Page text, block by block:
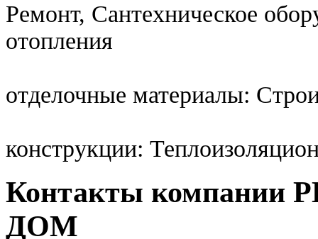
Ремонт, Сантехническое
отопления
отделочные материалы:
конструкции:
Контакты
ДОМ